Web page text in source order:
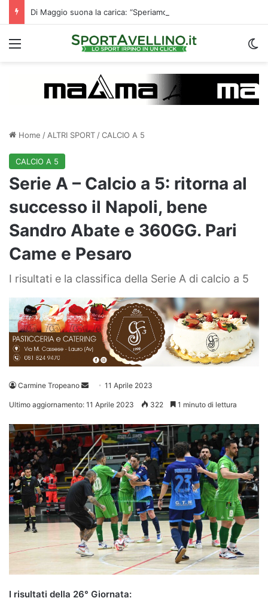
Menu
Home / ALTRI SPORT /CALCIO A 5
CALCIO A 5
Serie A – Calcio a 5: ritorna al
successo il Napoli, bene
Sandro Abate e 360GG. Pari
Came e Pesaro
I risultati e la classifica della Serie A di calcio a 5
Carmine Tropeano
Invia 11 Aprile 2023
Ultimo aggiornamento: 11 Aprile 2023 322 1 minuto di lettura
I risultati della 26° Giornata: